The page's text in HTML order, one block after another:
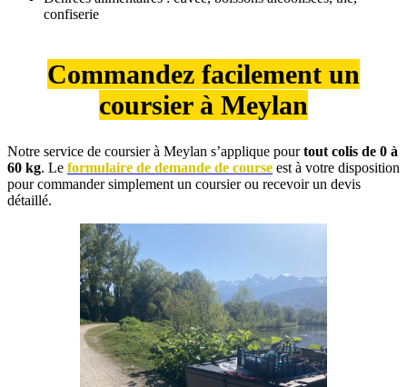
confiserie
Commandez facilement un
coursier à Meylan
Notre service de coursier à Meylan s’applique pourtout colis de 0 à
60 kg. Le formulaire de demande de course est à votre disposition
pour commander simplement un coursier ou recevoir un devis
détaillé.